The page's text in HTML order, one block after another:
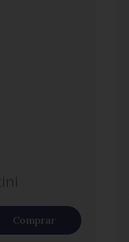
Comprar